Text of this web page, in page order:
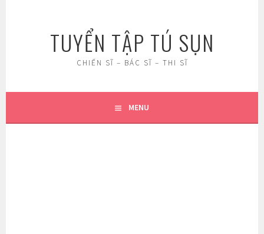
TUYỂN TẬP TÚ SỤN
CHIẾN SĨ – BÁC SĨ – THI SĨ
MENU